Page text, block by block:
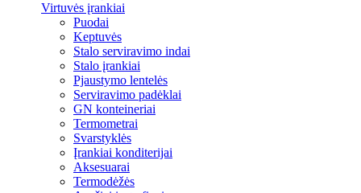
Virtuvės įrankiai
Puodai
Keptuvės
Stalo serviravimo indai
Stalo įrankiai
Pjaustymo lentelės
Serviravimo padėklai
GN konteineriai
Termometrai
Svarstyklės
Įrankiai konditerijai
Aksesuarai
Termodėžės